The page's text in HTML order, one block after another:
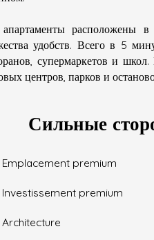
расположены
удобств. Всего в 5
супермаркетов и
центров, парков и
Сильные
Emplacement premium
Investissement premium
Architecture